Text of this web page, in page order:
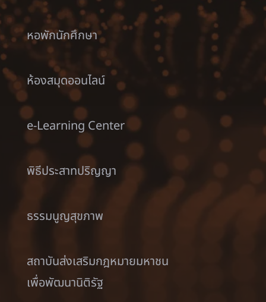
หอพักนักศึกษา
ห้องสมุดออนไลน์
e-Learning Center
พิธีประสาทปริญญา
ธรรมนูญสุขภาพ
สถาบันส่งเสริมกฎหมายมหาชน
เพื่อพัฒนานิติรัฐ